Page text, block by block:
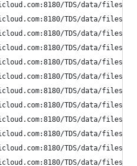
TDS/data/files/p9/
TDS/data/files/p9/
TDS/data/files/p9/
TDS/data/files/p9/
TDS/data/files/p9/
TDS/data/files/p9/
TDS/data/files/p9/
TDS/data/files/
TDS/data/files/
TDS/data/files/p9/
TDS/data/files/p9/
TDS/data/files/p9/